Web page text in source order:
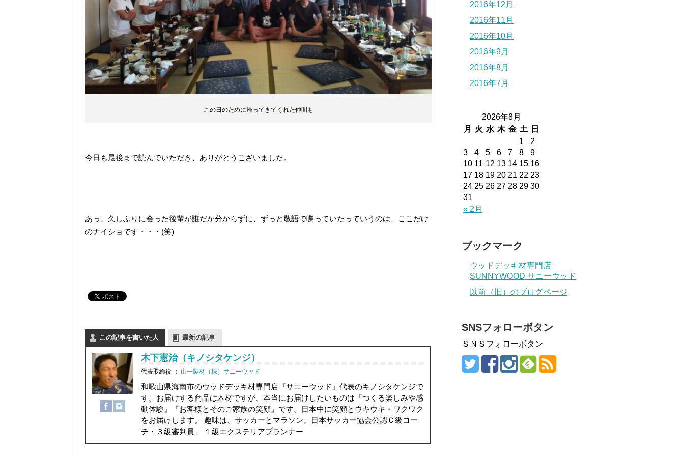
この日のために帰ってきてくれた仲間も
今日も最後まで読んでいただき、ありがとうございました。
あっ、久しぶりに会った後輩が誰だか分からずに、ずっと敬語で喋っていたっていうのは、ここだけ
のナイショです・・・(笑)
この記事を書いた人 最新の記事
木下憲治（キノシタケンジ）
代表取締役 ： 山一製材（株）サニーウッド
和歌山県海南市のウッドデッキ材専門店『サニーウッド』代表のキノシタケンジで
す。お届けする商品は木材ですが、本当にお届けしたいものは『つくる楽しみや感
動体験』『お客様とそのご家族の笑顔』です。日本中に笑顔とウキウキ・ワクワク
をお届けします。 趣味は、サッカーとマラソン。日本サッカー協会公認Ｃ級コー
チ・３級審判員、 １級エクステリアプランナー
2016年12月
2016年11月
2016年10月
2016年9月
2016年8月
2016年7月
2026年8月
月
火 水 木 金 土 日
« 2月
1
2
3
4 5 6 7 8
9
10 11 12 13 14 15 16
17 18 19 20 21 22 23
24 25 26 27 28 29 30
31
ブックマーク
ウッドデッキ材専門店
SUNNYWOOD サニーウッド
以前（旧）のブログページ
SNSフォローボタン
ＳＮＳフォローボタン